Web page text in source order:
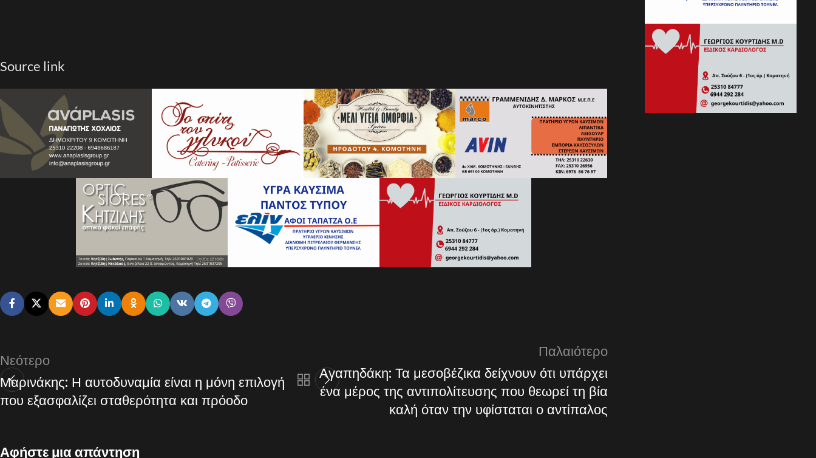
Source link
Νεότερο
Μαρινάκης: Η αυτοδυναμία είναι η μόνη επιλογή
που εξασφαλίζει σταθερότητα και πρόοδο
Παλαιότερο
Αγαπηδάκη: Τα μεσοβέζικα δείχνουν ότι υπάρχει
ένα μέρος της αντιπολίτευσης που θεωρεί τη βία
καλή όταν την υφίσταται ο αντίπαλος
Αφήστε μια απάντηση